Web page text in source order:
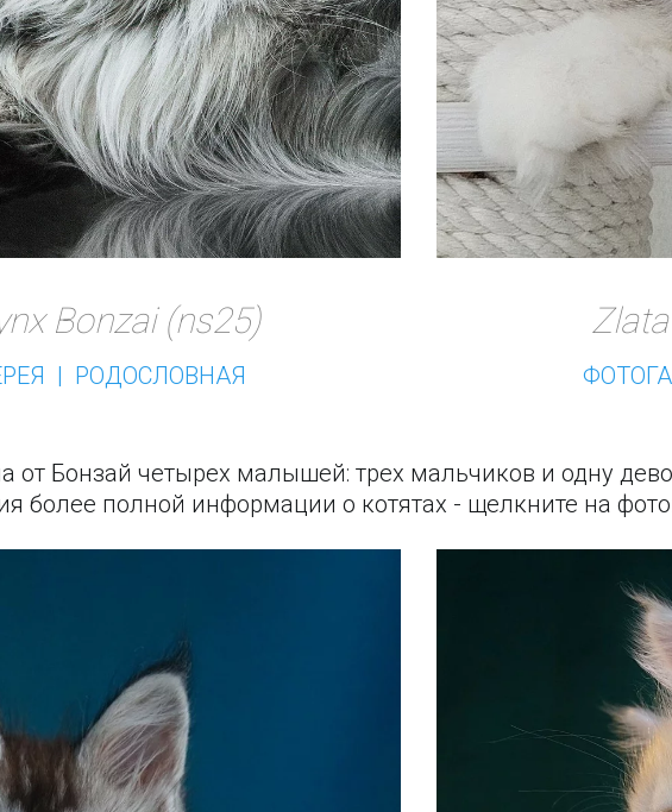
Bonzai (ns25)
|  РОДОСЛОВНАЯ
от Бонзай четырех малышей: трех мальчиков и одну
более полной информации о котятах - щелкните на